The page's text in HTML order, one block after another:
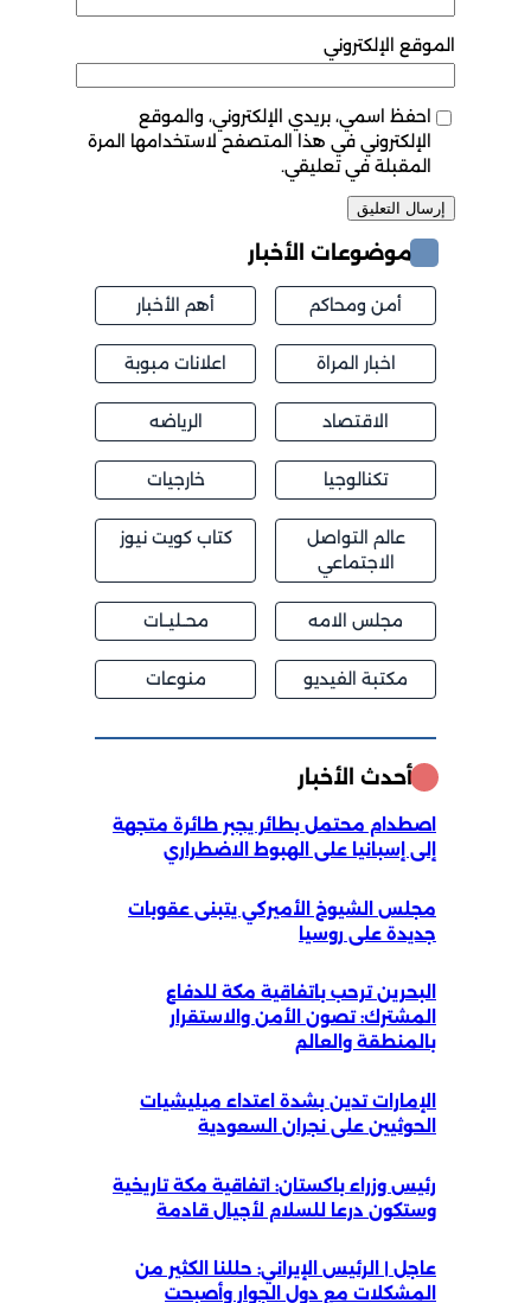
الموقع الإلكتروني
احفظ اسمي، بريدي الإلكتروني، والموقع
الإلكتروني في هذا المتصفح لاستخدامها المرة
المقبلة في تعليقي.
موضوعات الأخبار
أمن ومحاكم أهم الأخبار
اخبار المراة اعلانات مبوبة
الاقتصاد الرياضه
تكنالوجيا خارجيات
عالم التواصل
الاجتماعي
كتاب كويت نيوز
مجلس الامه محــليــات
مكتبة الفيديو منوعات
أحدث الأخبار
اصطدام محتمل بطائر يجبر طائرة متجهة
إلى إسبانيا على الهبوط الاضطراري
مجلس الشيوخ الأميركي يتبنى عقوبات
جديدة على روسيا
البحرين ترحب باتفاقية مكة للدفاع
المشترك: تصون الأمن والاستقرار
بالمنطقة والعالم
الإمارات تدين بشدة اعتداء ميليشيات
الحوثيين على نجران السعودية
رئيس وزراء باكستان: اتفاقية مكة تاريخية
وستكون درعا للسلام لأجيال قادمة
عاجل | الرئيس الإيراني: حللنا الكثير من
المشكلات مع دول الجوار وأصبحت